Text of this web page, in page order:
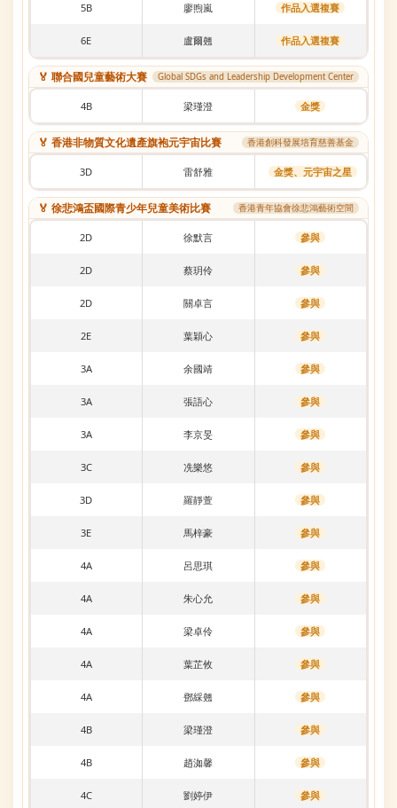
5B 廖煦嵐 作品入選複賽
6E 盧爾翹 作品入選複賽
🏅 聯合國兒童藝術大賽 Global SDGs and Leadership Development Center
4B 梁瑾澄 金獎
🏅 香港非物質文化遺產旗袍元宇宙比賽 香港創科發展培育慈善基金
3D 雷舒雅 金獎、元宇宙之星
🏅 徐悲鴻盃國際青少年兒童美術比賽 香港青年協會徐悲鴻藝術空間
2D 徐默言 參與
2D 蔡玥伶 參與
2D 關卓言 參與
2E 葉穎心 參與
3A 余國靖 參與
3A 張語心 參與
3A 李京旻 參與
3C 冼樂悠 參與
3D 羅靜萱 參與
3E 馬梓豪 參與
4A 呂思琪 參與
4A 朱心允 參與
4A 梁卓伶 參與
4A 葉芷攸 參與
4A 鄧綵翹 參與
4B 梁瑾澄 參與
4B 趙洳馨 參與
4C 劉婷伊 參與